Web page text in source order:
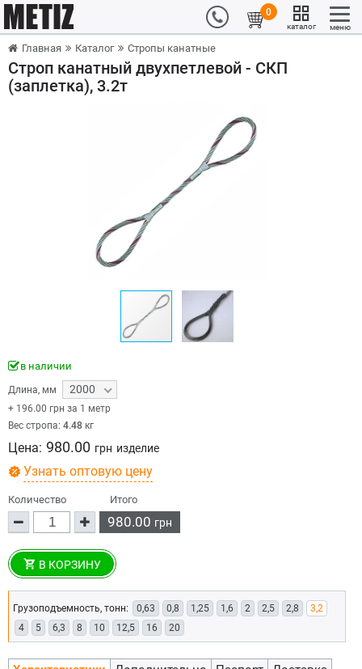
0
каталог меню
Главная Каталог Стропы канатные
Строп канатный двухпетлевой - СКП
(заплетка), 3.2т
в наличии
Длина, мм 2000
+ 196.00 грн за 1 метр
Вес стропа: 4.48 кг
Цена: 980.00 грн изделие
Узнать оптовую цену
Количество Итого
980.00 грн
В КОРЗИНУ
Грузоподъемность, тонн: 0,63 0,8 1,25 1,6 2 2,5 2,8
3,2
4
5 6,3 8 10 12,5 16 20